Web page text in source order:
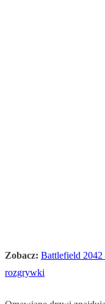
Zobacz: Battlefield
rozgrywki